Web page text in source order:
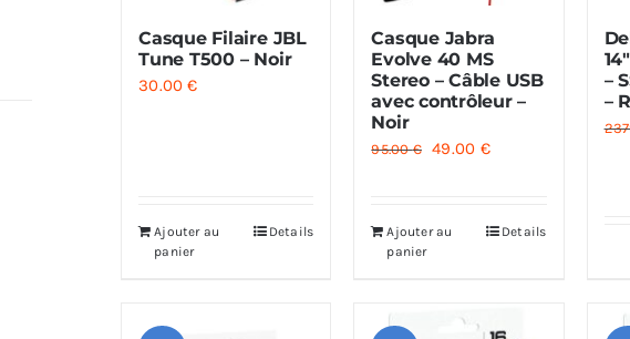
Casque Filaire JBL
Tune T500 – Noir
30.00€
Ajouter au
panier
Details
Casque Jabra
Evolve 40 MS
Stereo – Câble USB
avec contrôleur –
Noir
95.00€
Le
était :
49.00 €Le
est :
Ajouter au
panier
Details
–
–